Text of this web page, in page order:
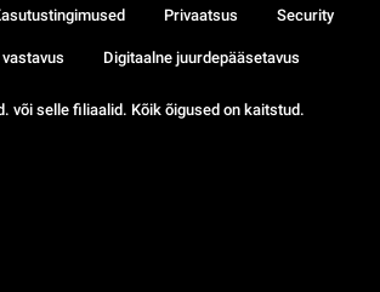
või selle filiaalid. Kõik õigused on kaitstud.
Privaatsus Security
Digitaalne juurdepääsetavus